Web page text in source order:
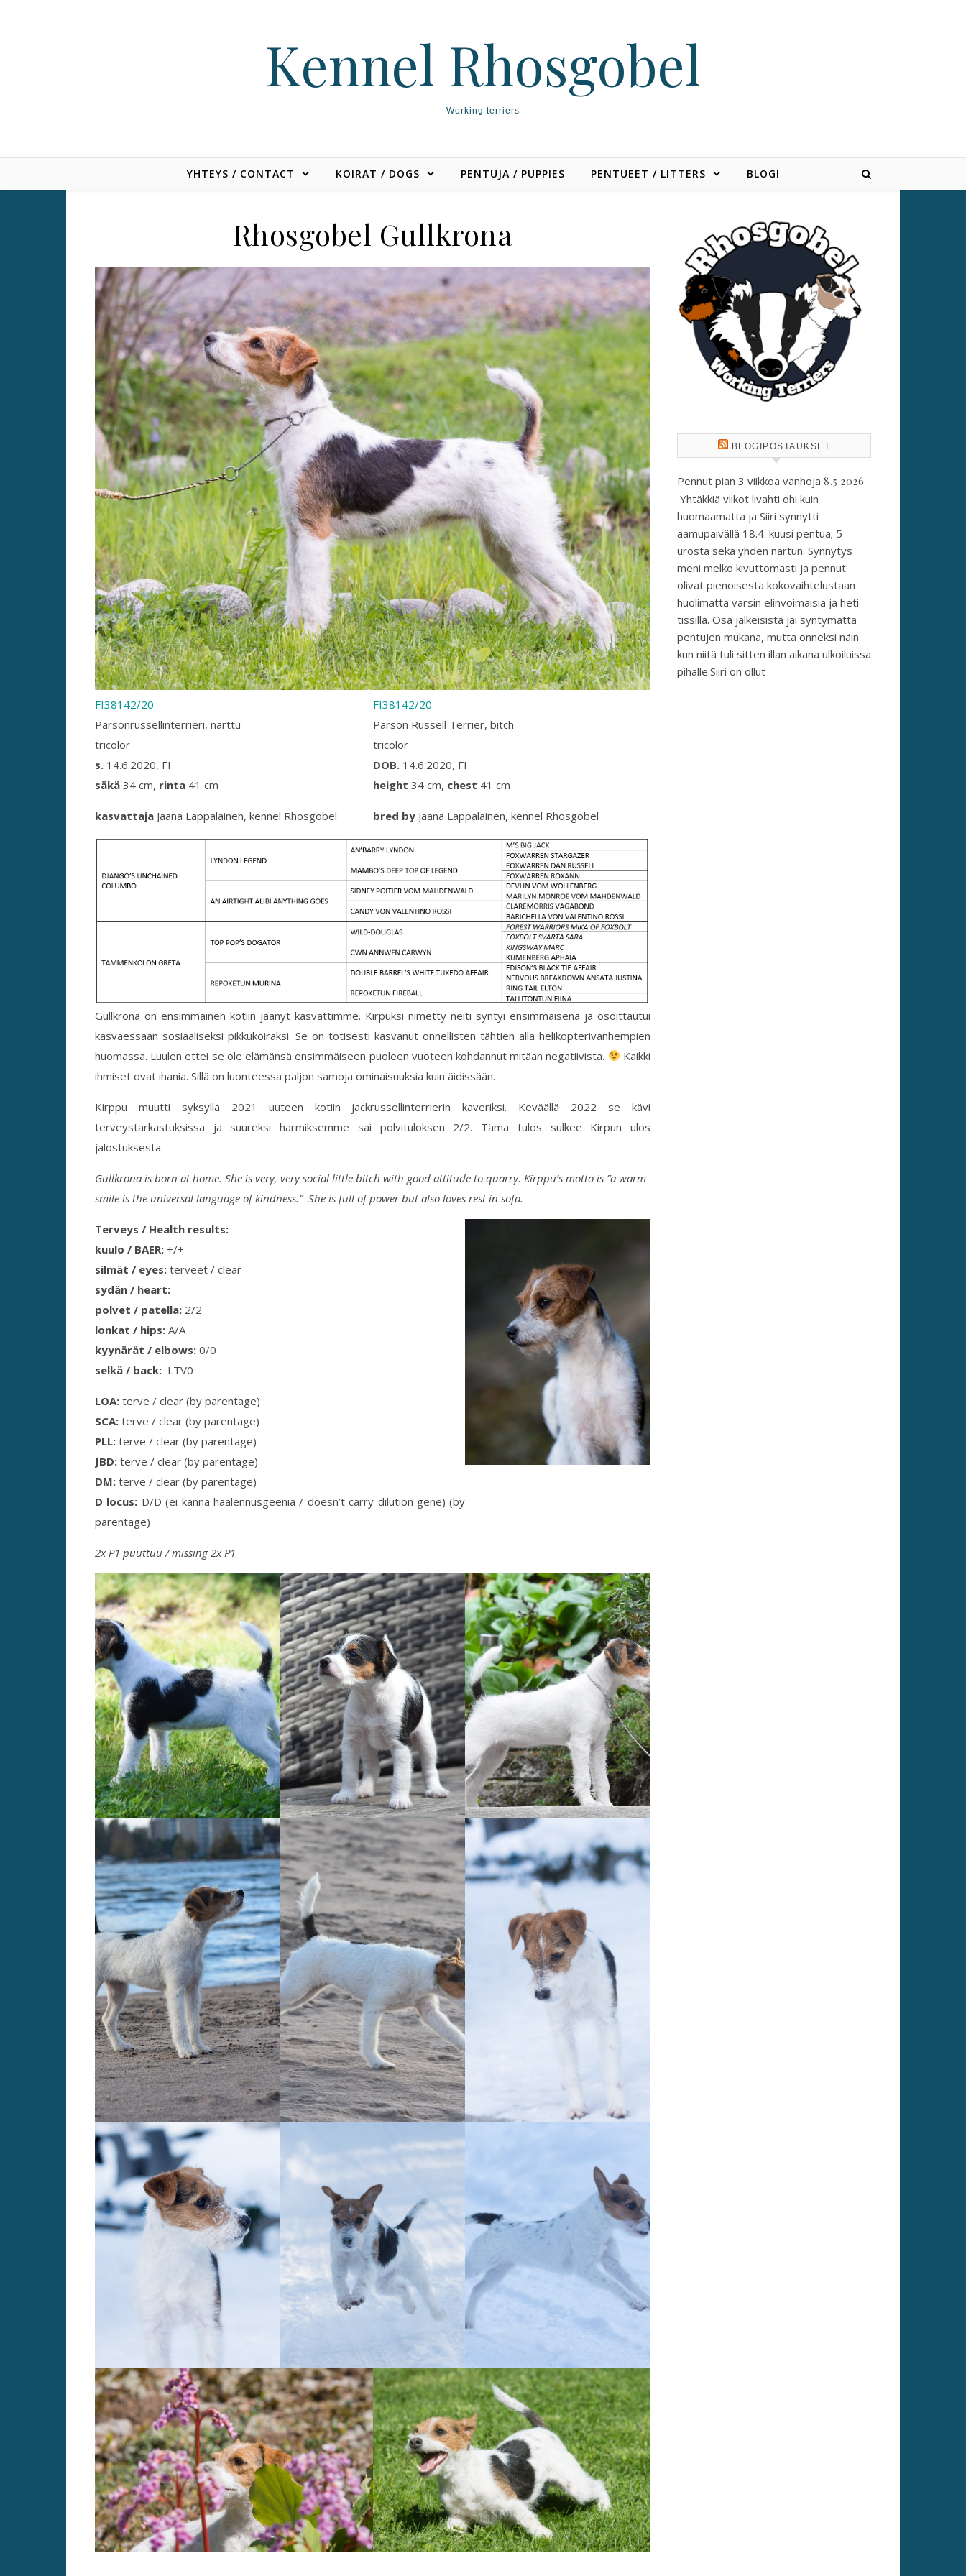
Kennel Rhosgobel
Working terriers
YHTEYS / CONTACT KOIRAT / DOGS PENTUJA / PUPPIES PENTUEET / LITTERS BLOGI
Rhosgobel Gullkrona
FI38142/20
Parsonrussellinterrieri, narttu
tricolor
s. 14.6.2020, FI
säkä 34 cm, rinta 41 cm
kasvattaja Jaana Lappalainen, kennel Rhosgobel
FI38142/20
Parson Russell Terrier, bitch
tricolor
DOB.14.6.2020, FI
height 34 cm, chest 41 cm
bred byJaana Lappalainen, kennel Rhosgobel
Gullkrona on ensimmäinen kotiin jäänyt kasvattimme. Kirpuksi nimetty neiti syntyi ensimmäisenä ja osoittautui
kasvaessaan sosiaaliseksi pikkukoiraksi. Se on totisesti kasvanut onnellisten tähtien alla helikopterivanhempien
huomassa. Luulen ettei se ole elämänsä ensimmäiseen puoleen vuoteen kohdannut mitään negatiivista.
Kaikki
ihmiset ovat ihania. Sillä on luonteessa paljon samoja ominaisuuksia kuin äidissään.
Kirppu muutti syksyllä 2021 uuteen kotiin jackrussellinterrierin kaveriksi. Keväällä 2022 se kävi
terveystarkastuksissa ja suureksi harmiksemme sai polvituloksen 2/2. Tämä tulos sulkee Kirpun ulos
jalostuksesta.
Gullkrona is born at home. She is very, very social little bitch with good attitude to quarry. Kirppu’s motto is ”a warm
smile is the universal language of kindness.” She is full of power but also loves rest in sofa.
Terveys / Health results:
kuulo / BAER: +/+
silmät / eyes: terveet / clear
sydän / heart:
polvet / patella: 2/2
lonkat / hips: A/A
kyynärät / elbows: 0/0
selkä / back: LTV0
LOA: terve / clear (by parentage)
SCA: terve / clear (by parentage)
PLL: terve / clear (by parentage)
JBD: terve / clear (by parentage)
DM: terve / clear (by parentage)
D locus: D/D (ei kanna haalennusgeeniä / doesn’t carry dilution gene) (by
parentage)
2x P1 puuttuu / missing 2x P1
BLOGIPOSTAUKSET
Pennut pian 3 viikkoa vanhoja 8.5.2026
Yhtäkkiä viikot livahti ohi kuin
huomaamatta ja Siiri synnytti
aamupäivällä 18.4. kuusi pentua; 5
urosta sekä yhden nartun. Synnytys
meni melko kivuttomasti ja pennut
olivat pienoisesta kokovaihtelustaan
huolimatta varsin elinvoimaisia ja heti
tissillä. Osa jälkeisistä jäi syntymättä
pentujen mukana, mutta onneksi näin
kun niitä tuli sitten illan aikana ulkoiluissa
pihalle.Siiri on ollut